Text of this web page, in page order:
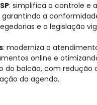
: simplifica o controle e
garantindo a
e a legislação
: moderniza o
online e
do balcão, com redução
da agenda.